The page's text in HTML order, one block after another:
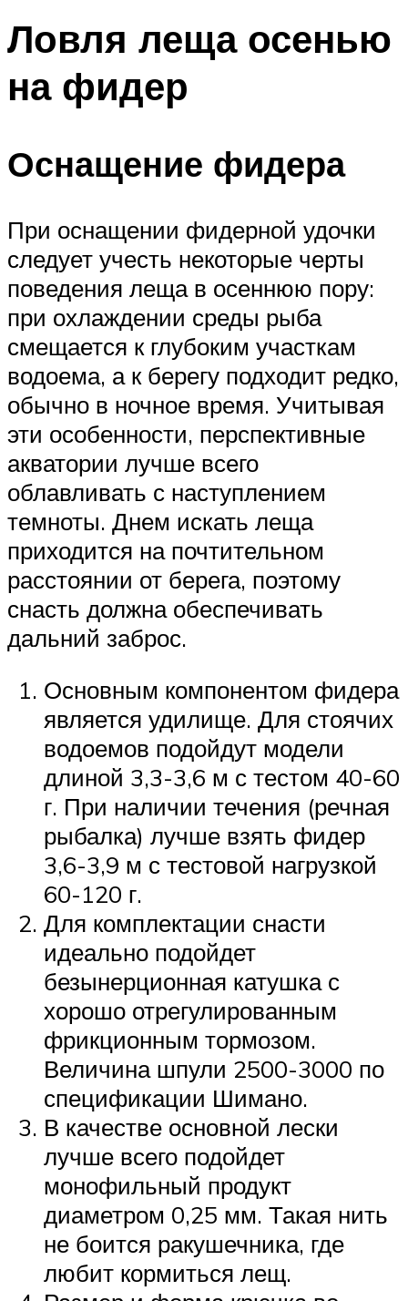
Ловля леща осенью
на фидер
Оснащение фидера
При оснащении фидерной удочки
следует учесть некоторые черты
поведения леща в осеннюю пору:
при охлаждении среды рыба
смещается к глубоким участкам
водоема, а к берегу подходит редко,
обычно в ночное время. Учитывая
эти особенности, перспективные
акватории лучше всего
облавливать с наступлением
темноты. Днем искать леща
приходится на почтительном
расстоянии от берега, поэтому
снасть должна обеспечивать
дальний заброс.
Основным компонентом фидера
является удилище. Для стоячих
водоемов подойдут модели
длиной 3,3-3,6 м с тестом 40-60
г. При наличии течения (речная
рыбалка) лучше взять фидер
3,6-3,9 м с тестовой нагрузкой
60-120 г.
Для комплектации снасти
идеально подойдет
безынерционная катушка с
хорошо отрегулированным
фрикционным тормозом.
Величина шпули 2500-3000 по
спецификации Шимано.
В качестве основной лески
лучше всего подойдет
монофильный продукт
диаметром 0,25 мм. Такая нить
не боится ракушечника, где
любит кормиться лещ.